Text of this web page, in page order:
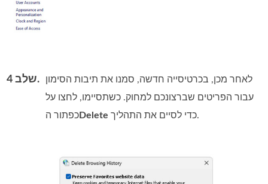
שלב 4.
לאחר מכן, בכרטיסייה חדשה, סמנו את תיבות הסימון
עבור הפריטים שברצונכם למחוק. כשתסיימו, לחצו על
כפתור הDelete כדי לסיים את התהליך.